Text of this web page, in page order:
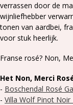
verrassen door de
wijnliefhebber
tonen van aardbei,
voor stuk heerlijk.
Franse rosé? Non,
Het Non, Merci
- Boschendal Rosé
- Villa Wolf Pinot Noir